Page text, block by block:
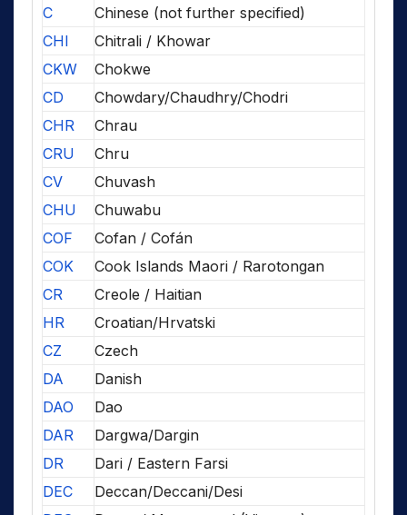
C
Chinese (not further specified)
CHI
Chitrali / Khowar
CKW
Chokwe
CD
Chowdary/Chaudhry/Chodri
CHR
Chrau
CRU
Chru
CV
Chuvash
CHU
Chuwabu
COF
Cofan / Cofán
COK
Cook Islands Maori / Rarotongan
CR
Creole / Haitian
HR
Croatian/Hrvatski
CZ
Czech
DA
Danish
DAO
Dao
DAR
Dargwa/Dargin
DR
Dari / Eastern Farsi
DEC
Deccan/Deccani/Desi